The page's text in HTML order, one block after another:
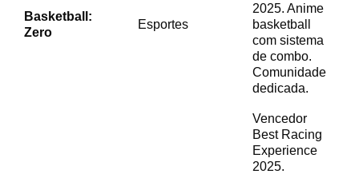
Basketball:
Zero
Esportes
2025. Anime
basketball
com sistema
de combo.
Comunidade
dedicada.
Vencedor
Best Racing
Experience
2025.